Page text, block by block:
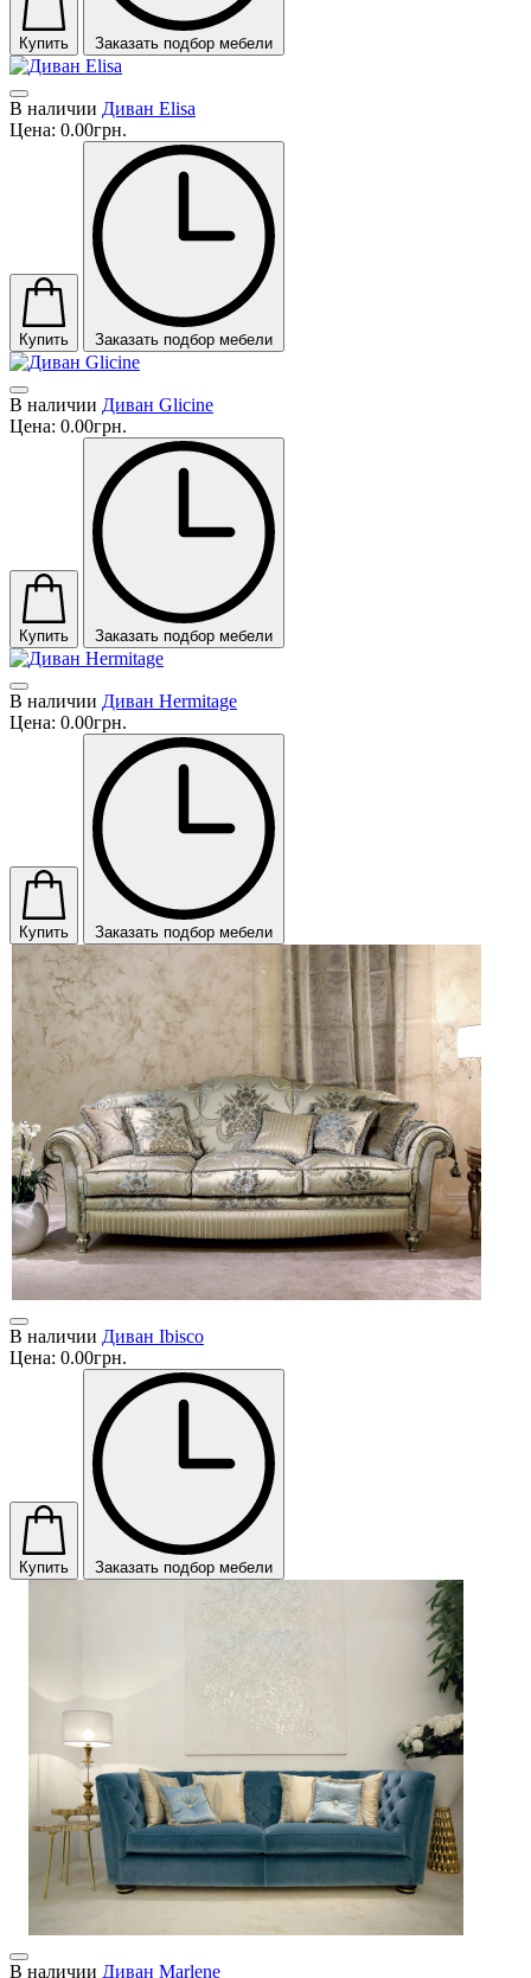
Купить Заказать подбор мебели
В наличии Диван Elisa
Цена: 0.00грн.
Купить Заказать подбор мебели
В наличии Диван Glicine
Цена: 0.00грн.
Купить Заказать подбор мебели
В наличии Диван Hermitage
Цена: 0.00грн.
Купить Заказать подбор мебели
В наличии Диван Ibisco
Цена: 0.00грн.
Купить Заказать подбор мебели
В наличии Диван Marlene